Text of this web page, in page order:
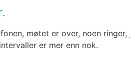
møtet er over, noen
er mer enn nok.